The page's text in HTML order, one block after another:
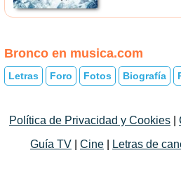
Bronco en musica.com
Letras Foro Fotos Biografía
Política de Privacidad y Cookies
Guía TV
Cine Letras de